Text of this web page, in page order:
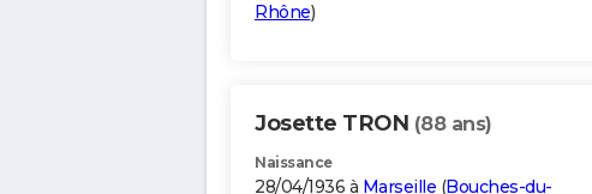
Rhône)
Josette TRON (88 ans)
Naissance
28/04/1936 à Marseille (Bouches-du-